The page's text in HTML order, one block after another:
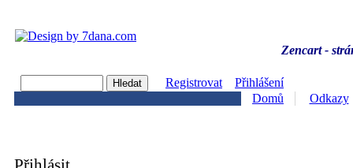
Zencart -
Registrovat
Přihlášení
Domů
Odkazy